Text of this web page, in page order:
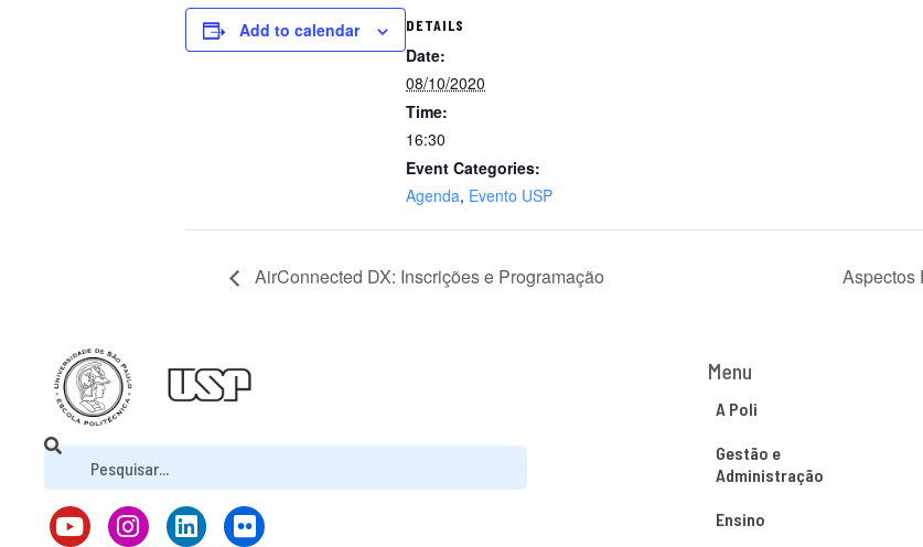
Add to calendar DETAILS
Date:
08/10/2020
Time:
16:30
Event Categories:
Agenda, Evento USP
AirConnected DX: Inscrições e Programação Aspectos
Menu
A Poli
Gestão e
Administração
Ensino